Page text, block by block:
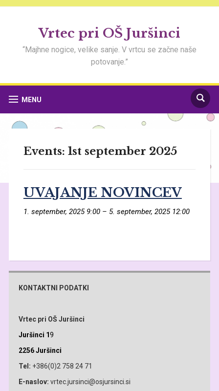
Vrtec pri OŠ Juršinci
“Majhne nogice, velike sanje. V vrtcu se začne naše
potovanje.”
MENU
Events: 1st september 2025
UVAJANJE NOVINCEV
1. september, 2025 9:00– 5. september, 2025 12:00
KONTAKTNI PODATKI
Vrtec pri OŠ Juršinci
Juršinci 19
2256 Juršinci
Tel: +386(0)2 758 24 71
E-naslov: vrtec.jursinci@osjursinci.si